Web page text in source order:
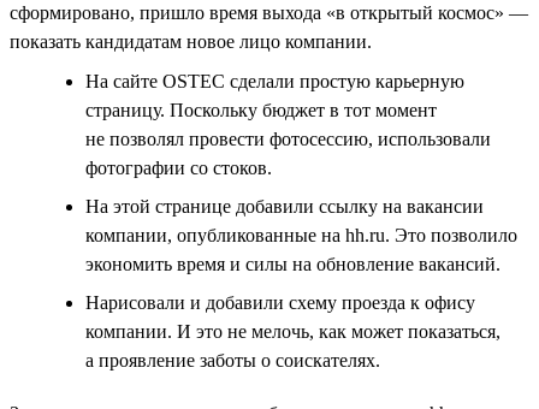
сформировано, пришло время выхода «в открытый космос» —
показать кандидатам новое лицо компании.
На сайте OSTEC сделали простую карьерную
страницу. Поскольку бюджет в тот момент
не позволял провести фотосессию, использовали
фотографии со стоков.
На этой странице добавили ссылку на вакансии
компании, опубликованные на hh.ru. Это позволило
экономить время и силы на обновление вакансий.
Нарисовали и добавили схему проезда к офису
компании. И это не мелочь, как может показаться,
а проявление заботы о соискателях.